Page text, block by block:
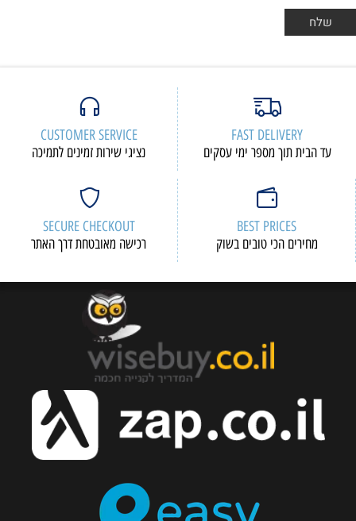
FAST DELIVERY
עד הבית תוך מספר ימי עסקים
CUSTOMER SERVICE
נציגי שירות זמינים לתמיכה
BEST PRICES
מחירים הכי טובים בשוק
SECURE CHECKOUT
רכישה מאובטחת דרך האתר